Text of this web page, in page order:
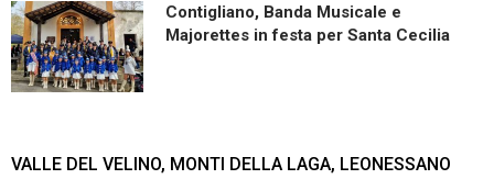
Contigliano, Banda Musicale e
Majorettes in festa per Santa Cecilia
VALLE DEL VELINO, MONTI DELLA LAGA, LEONESSANO